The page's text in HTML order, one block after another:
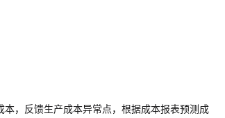
，反馈生产成本异常点，根据成本报表预测成